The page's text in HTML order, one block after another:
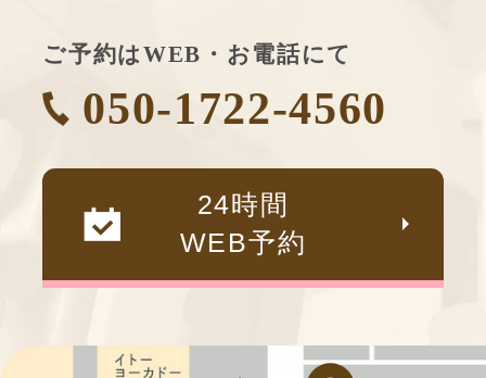
ご予約はWEB・お電話にて
050-1722-4560
24時間
WEB予約